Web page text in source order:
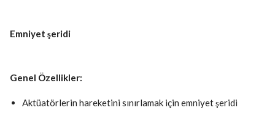
Emniyet şeridi
Genel Özellikler:
Aktüatörlerin hareketini sınırlamak için emniyet şeridi